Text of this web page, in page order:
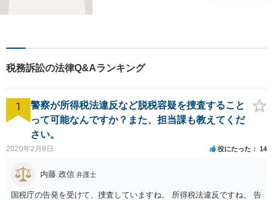
相談30分無料、オンライン面
談、事前の予約で土日の面談
にも対応しております。
税務訴訟の法律Q&Aランキング
1
警察が所得税法違反など脱税容疑を捜査すること
って可能なんですか？また、担当課も教えてくだ
さい。
2020年2月8日 役にたった 14
内藤 政信 弁護士
国税庁の告発を受けて、捜査していますね。 所得税法違反ですね。 告